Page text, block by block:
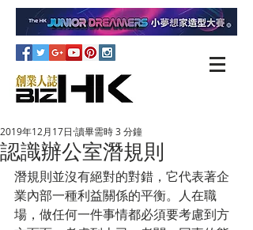
認識辦公室潛規則
2019年12月17日 讀畢需時 3 分鐘
潛規則並沒有絕對的對錯，它代表著企
業內部一種利益關係的平衡。人在職
場，做任何一件事情都必須要考慮到方